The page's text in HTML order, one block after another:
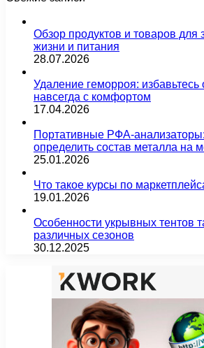
Обзор продуктов и товаров для
жизни и питания
28.07.2026
Удаление геморроя:
навсегда с комфортом
17.04.2026
Портативные РФА-анализаторы:
определить состав металла на
25.01.2026
Что такое курсы по
19.01.2026
Особенности укрывных тентов
различных сезонов
30.12.2025